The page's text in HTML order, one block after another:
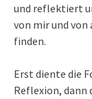
und reflektiert
von mir und von
finden.
Erst diente die
Reflexion, dann